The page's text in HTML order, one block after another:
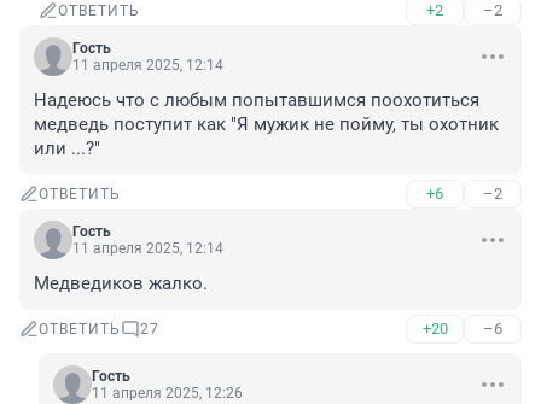
ОТВЕТИТЬ +2 –2
Гость
11 апреля 2025, 12:14
Надеюсь что с любым попытавшимся поохотиться
медведь поступит как "Я мужик не пойму, ты охотник
или ...?"
ОТВЕТИТЬ +6 –2
Гость
11 апреля 2025, 12:14
Медведиков жалко.
ОТВЕТИТЬ 27 +20 –6
Гость
11 апреля 2025, 12:26